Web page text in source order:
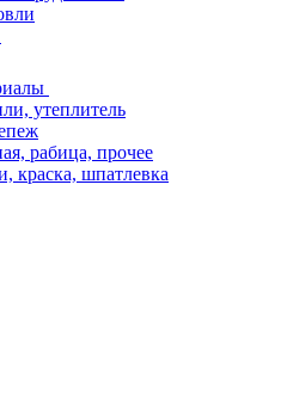
утеплитель
рабица, прочее
краска, шпатлевка